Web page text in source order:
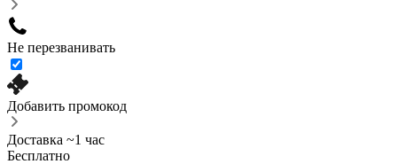
Не перезванивать
Добавить промокод
Доставка ~1 час
Бесплатно